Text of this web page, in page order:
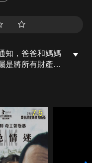
知，爸爸和媽媽
是將所有財產留
毫財產，感到
被嫉妒遮蔽了雙
媽與瑪黑夏認識
曉的秘密，伴隨
。
7.6